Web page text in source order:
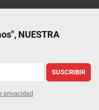
NUESTRA
SUSCRIBIR
privacidad